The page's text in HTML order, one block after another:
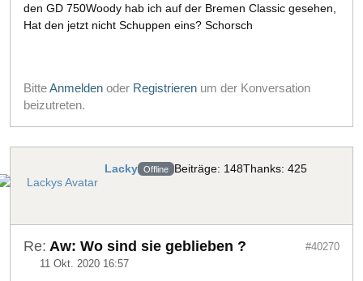
den GD 750Woody hab ich auf der Bremen Classic gesehen,
Hat den jetzt nicht Schuppen eins? Schorsch
BitteAnmelden oder Registrieren um der Konversation
beizutreten.
Lacky Offline Beiträge: 148Thanks: 425
Re: Aw: Wo sind sie geblieben ?
11 Okt. 2020 16:57
#40270